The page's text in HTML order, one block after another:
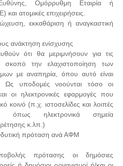
Ευθύνης, Ομόρρυθμη Εταιρία ή
ατομικές επιχειρήσεις.
εκκαθάριση ή αναγκαστική
ανάκτηση ενίσχυσης
ότι θα μεριμνήσουν για τις
σκοπό την ελαχιστοποίηση των
με αναπηρία, όπου αυτό είναι
Ως υποδομές νοούνται τόσο οι
οι ηλεκτρονικές εφαρμογές που
κοινό (π.χ. ιστοσελίδες και λοιπές
όπως ηλεκτρονικά σημεία
κ.λπ.)
πρόταση ανά ΑΦΜ
πρότασης οι δημόσιες